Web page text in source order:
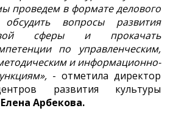
проведем в формате делового
вопросы развития
сферы и прокачать
по управленческим,
и информационно-
- отметила директор
развития культуры
Елена Арбекова.